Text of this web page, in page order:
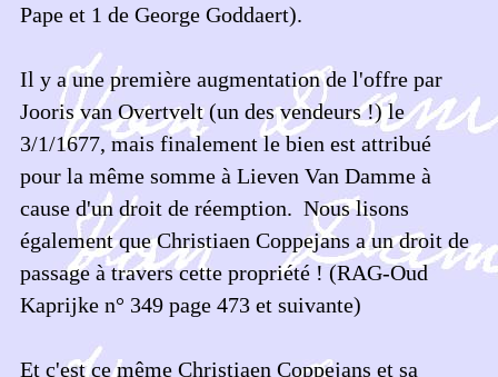
Pape et 1 de George Goddaert).
Il y a une première augmentation de l'offre par
Jooris van Overtvelt (un des vendeurs !) le
3/1/1677, mais finalement le bien est attribué
pour la même somme à Lieven Van Damme à
cause d'un droit de réemption. Nous lisons
également que Christiaen Coppejans a un droit de
passage à travers cette propriété ! (RAG-Oud
Kaprijke n° 349 page 473 et suivante)
Et c'est ce même Christiaen Coppejans et sa